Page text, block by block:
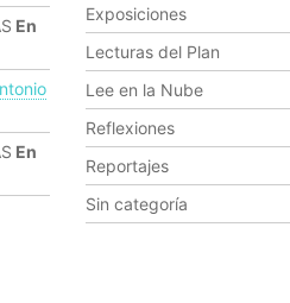
En
En
Exposiciones
Lecturas del Plan
Lee en la Nube
Reflexiones
Reportajes
Sin categoría